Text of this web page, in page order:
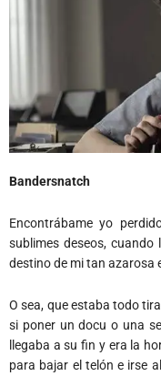
Bandersnatch
Encontrábame yo
sublimes deseos, cuando
destino de mi tan azarosa
O sea, que estaba todo
si poner un docu o una
llegaba a su fin y era la
para bajar el telón e irse